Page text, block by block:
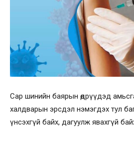
Сар шинийн баярын өдрүүдэд
халдварын эрсдэл нэмэгдэх тул
үнсэхгүй байх, дагуулж явахгүй